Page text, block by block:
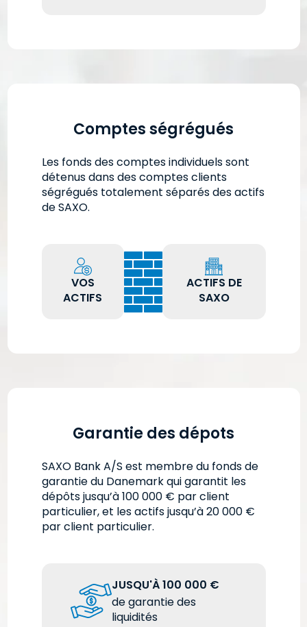
Comptes ségrégués
Les fonds des comptes individuels sont
détenus dans des comptes clients
ségrégués totalement séparés des actifs
de SAXO.
VOS
ACTIFS
ACTIFS DE
SAXO
Garantie des dépots
SAXO Bank A/S est membre du fonds de
garantie du Danemark qui garantit les
dépôts jusqu’à 100 000 € par client
particulier, et les actifs jusqu’à 20 000 €
par client particulier.
JUSQU'À 100 000 €
de garantie des
liquidités